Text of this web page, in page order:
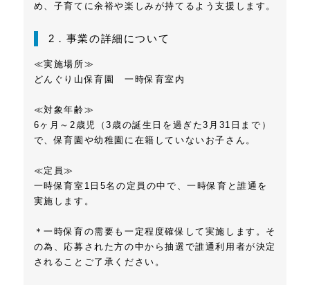
め、子育てに余裕や楽しみが持てるよう支援します。
2．事業の詳細について
≪実施場所≫
どんぐり山保育園 一時保育室内
≪対象年齢≫
6ヶ月～2歳児（3歳の誕生日を過ぎた3月31日まで）
で、保育園や幼稚園に在籍していないお子さん。
≪定員≫
一時保育室1日5名の定員の中で、一時保育と誰通を
実施します。
＊一時保育の需要も一定程度確保して実施します。そ
の為、応募された方の中から抽選で誰通利用者が決定
されることご了承ください。